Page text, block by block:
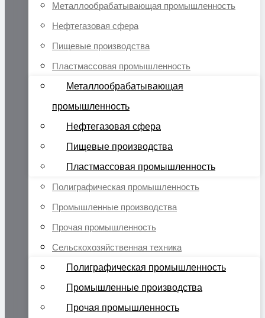
Металлообрабатывающая промышленность
Нефтегазовая сфера
Пищевые производства
Пластмассовая промышленность
Металлообрабатывающая
промышленность
Нефтегазовая сфера
Пищевые производства
Пластмассовая промышленность
Полиграфическая промышленность
Промышленные производства
Прочая промышленность
Сельскохозяйственная техника
Полиграфическая промышленность
Промышленные производства
Прочая промышленность